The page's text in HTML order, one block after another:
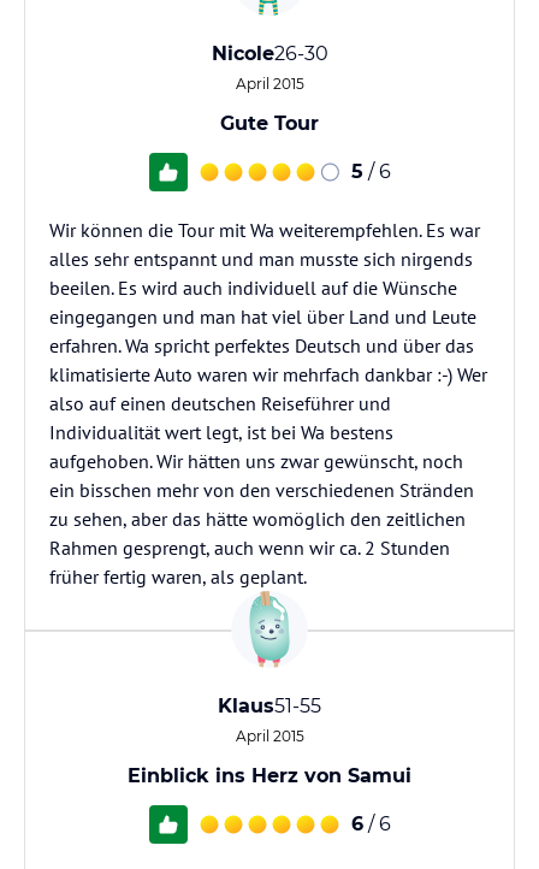
Nicole26-30
April 2015
Gute Tour
5 / 6
Wir können die Tour mit Wa weiterempfehlen. Es war
alles sehr entspannt und man musste sich nirgends
beeilen. Es wird auch individuell auf die Wünsche
eingegangen und man hat viel über Land und Leute
erfahren. Wa spricht perfektes Deutsch und über das
klimatisierte Auto waren wir mehrfach dankbar :-) Wer
also auf einen deutschen Reiseführer und
Individualität wert legt, ist bei Wa bestens
aufgehoben. Wir hätten uns zwar gewünscht, noch
ein bisschen mehr von den verschiedenen Stränden
zu sehen, aber das hätte womöglich den zeitlichen
Rahmen gesprengt, auch wenn wir ca. 2 Stunden
früher fertig waren, als geplant.
Klaus51-55
April 2015
Einblick ins Herz von Samui
6 / 6